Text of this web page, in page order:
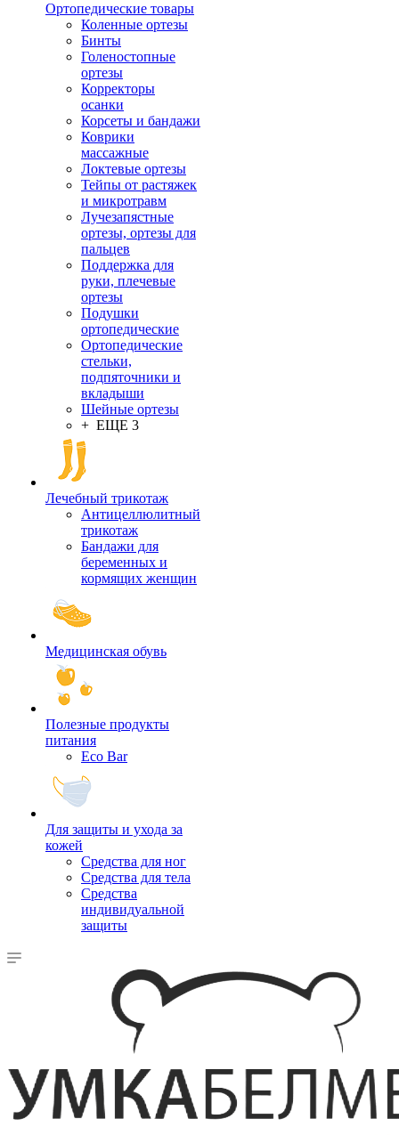
Ортопедические товары
Коленные ортезы
Бинты
Голеностопные
ортезы
Корректоры
осанки
Корсеты и бандажи
Коврики
массажные
Локтевые ортезы
Тейпы от растяжек
и микротравм
Лучезапястные
ортезы, ортезы для
пальцев
Поддержка для
руки, плечевые
ортезы
Подушки
ортопедические
Ортопедические
стельки,
подпяточники и
вкладыши
Шейные ортезы
+ ЕЩЕ 3
Лечебный трикотаж
Антицеллюлитный
трикотаж
Бандажи для
беременных и
кормящих женщин
Медицинская обувь
Полезные продукты
питания
Eco Bar
Для защиты и ухода за
кожей
Средства для ног
Средства для тела
Средства
индивидуальной
защиты